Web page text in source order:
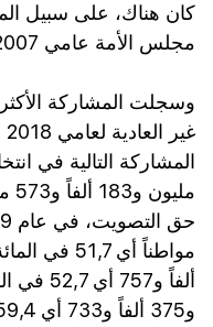
كان هناك، على سبيل
مجلس الأمة عامي 2007 و2012.
وسجلت المشاركة الأكثر